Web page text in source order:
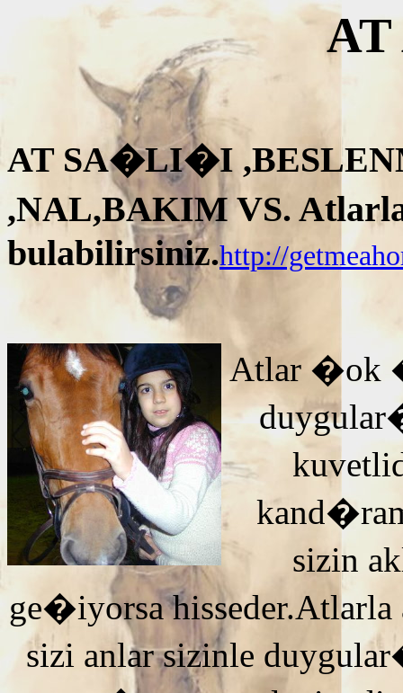
AT SA�LI�I
,NAL,BAKIM VS.
bulabilirsiniz.http://
Atlar �ok
sizin
ge�iyorsa
sizi anlar sizinle